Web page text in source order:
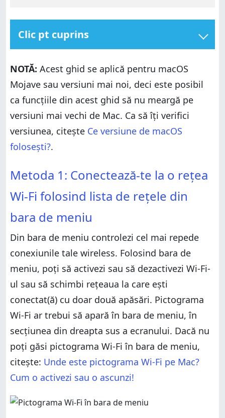
Clic pt cuprins
lista de rețele din bara de meniu
Metoda 2: Conectează-te la o rețea Wi-Fi folosind
panoul Rețea din Preferințe sistem
Metoda 3: Conectează-te la o rețea Wi-Fi folosind
opțiunile Avansat ale Wi-Fi din panoul Rețea
Care sunt cele mai amuzante nume de Wi-Fi pe care
le-ai întâlnit?
NOTĂ: Acest ghid se aplică pentru macOS
Mojave sau versiuni mai noi, deci este posibil
ca funcțiile din acest ghid să nu meargă pe
versiuni mai vechi de Mac. Ca să îți verifici
versiunea, citește Ce versiune de macOS
folosești?.
lista de rețele din bara de meniu
panoul Rețea din Preferințe sistem
opțiunile Avansat ale Wi-Fi din panoul Rețea
Care sunt cele mai amuzante nume de Wi-Fi pe care
le-ai întâlnit?
Metoda 1: Conectează-te la o rețea
Wi-Fi folosind lista de rețele din
bara de meniu
Din bara de meniu controlezi cel mai repede
conexiunile tale wireless. Folosind bara de
meniu, poți să activezi sau să dezactivezi Wi-Fi-
ul sau să schimbi rețeaua la care ești
conectat(ă) cu doar două apăsări. Pictograma
Wi-Fi ar trebui să apară în bara de meniu, în
secțiunea din dreapta sus a ecranului. Dacă nu
poți găsi pictograma Wi-Fi în bara de meniu,
citește: Unde este pictograma Wi-Fi pe Mac?
Cum o activezi sau o ascunzi!